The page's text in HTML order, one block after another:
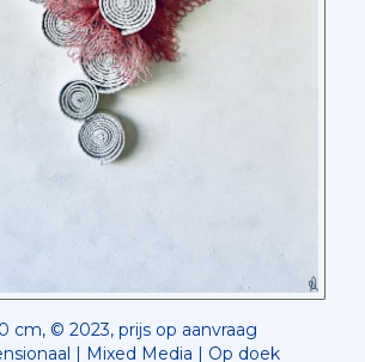
cm, © 2023, prijs op aanvraag
| Mixed Media | Op doek